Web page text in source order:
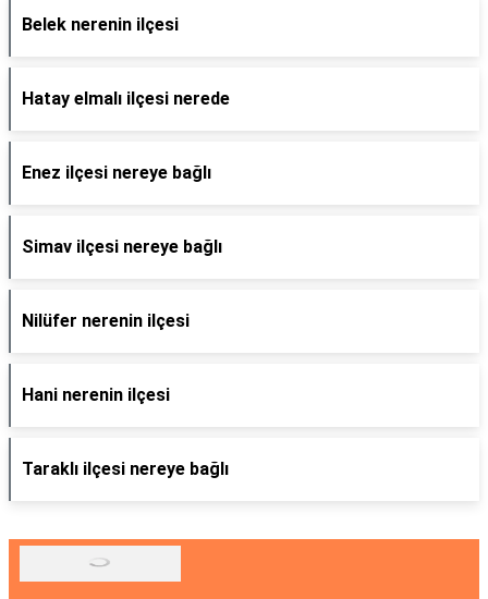
Belek nerenin ilçesi
Hatay elmalı ilçesi nerede
Enez ilçesi nereye bağlı
Simav ilçesi nereye bağlı
Nilüfer nerenin ilçesi
Hani nerenin ilçesi
Taraklı ilçesi nereye bağlı